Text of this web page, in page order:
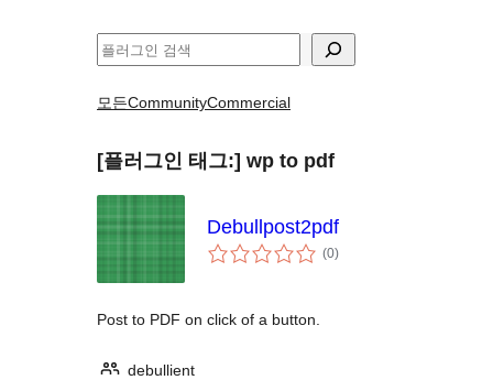
검
모든CommunityCommercial
[플러그인 태그:] wp to pdf
Debullpost2pdf
(0전
체)
Post to PDF on click of a button.
debullient